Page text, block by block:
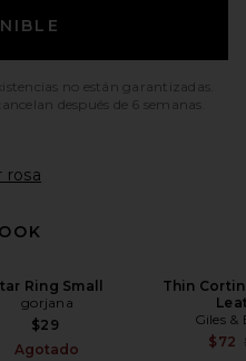
no están garantizadas.
después de 6 semanas.
rosa
Ring Small
gorjana
$29
Agotado
Thin
Giles
$72